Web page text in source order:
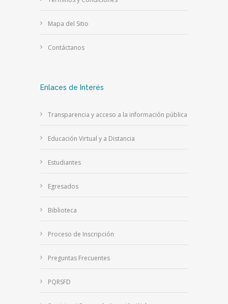
Mapa del Sitio
Contáctanos
Enlaces de Interés
Transparencia y acceso a la información pública
Educación Virtual y a Distancia
Estudiantes
Egresados
Biblioteca
Proceso de Inscripción
Preguntas Frecuentes
PQRSFD